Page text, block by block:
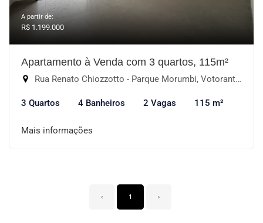
A partir de:
R$ 1.199.000
Apartamento à Venda com 3 quartos, 115m²
Rua Renato Chiozzotto - Parque Morumbi, Votorantim-SP
3 Quartos 4 Banheiros 2 Vagas 115 m²
Mais informações
‹ 1 ›